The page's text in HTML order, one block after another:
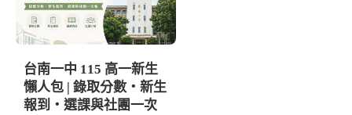
台南一中 115 高一新生
懶人包 | 錄取分數・新生
報到・選課與社團一次